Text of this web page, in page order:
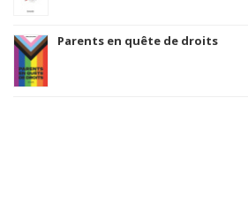
Parents en quête de droits